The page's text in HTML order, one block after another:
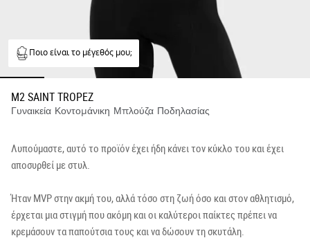
Ποιο είναι το μέγεθός μου;
M2 SAINT TROPEZ
Γυναικεία Κοντομάνικη Μπλούζα Ποδηλασίας
Λυπούμαστε, αυτό το προϊόν έχει ήδη κάνει τον κύκλο του και έχει
αποσυρθεί με στυλ.
Ήταν MVP στην ακμή του, αλλά τόσο στη ζωή όσο και στον αθλητισμό,
έρχεται μια στιγμή που ακόμη και οι καλύτεροι παίκτες πρέπει να
κρεμάσουν τα παπούτσια τους και να δώσουν τη σκυτάλη.